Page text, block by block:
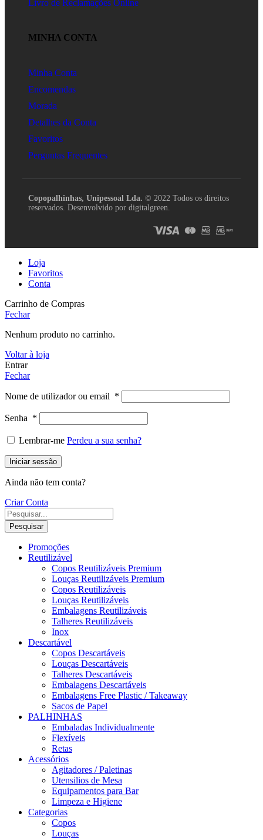
Livro de Reclamações Online
MINHA CONTA
Minha Conta
Encomendas
Morada
Detalhes da Conta
Favoritos
Perguntas Frequentes
Copopalhinhas, Unipessoal Lda. © 2022 Todos os direitos
reservados. Desenvolvido por digitalgreen.
Loja
Favoritos
Conta
Carrinho de Compras
Fechar
Nenhum produto no carrinho.
Voltar à loja
Entrar
Fechar
Nome de utilizador ou email *
Senha *
Lembrar-me Perdeu a sua senha?
Iniciar sessão
Ainda não tem conta?
Criar Conta
Pesquisar
Promoções
Reutilizável
Copos Reutilizáveis Premium
Louças Reutilizáveis Premium
Copos Reutilizáveis
Louças Reutilizáveis
Embalagens Reutilizáveis
Talheres Reutilizáveis
Inox
Descartável
Copos Descartáveis
Louças Descartáveis
Talheres Descartáveis
Embalagens Descartáveis
Embalagens Free Plastic / Takeaway
Sacos de Papel
PALHINHAS
Embaladas Individualmente
Flexíveis
Retas
Acessórios
Agitadores / Paletinas
Utensilios de Mesa
Equipamentos para Bar
Limpeza e Higiene
Categorias
Copos
Louças